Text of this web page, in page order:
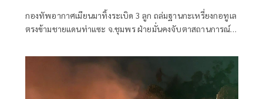
กองทัพอากาศเมียนมาทิ้งระเบิด 3 ลูก ถล่มฐานกะเหรี่ยงกอทูเล
ตรงข้ามชายแดนท่าแซะ จ.ชุมพร ฝ่ายมั่นคงจับตาสถานการณ์